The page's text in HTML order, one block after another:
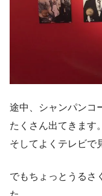
途中、シャンパンコ
たくさん出てきます。
そしてよくテレビで
でもちょっとうるさ